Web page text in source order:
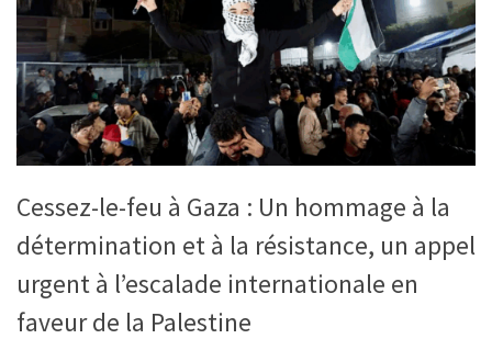
Cessez-le-feu à Gaza : Un hommage à la
détermination et à la résistance, un appel
urgent à l’escalade internationale en
faveur de la Palestine